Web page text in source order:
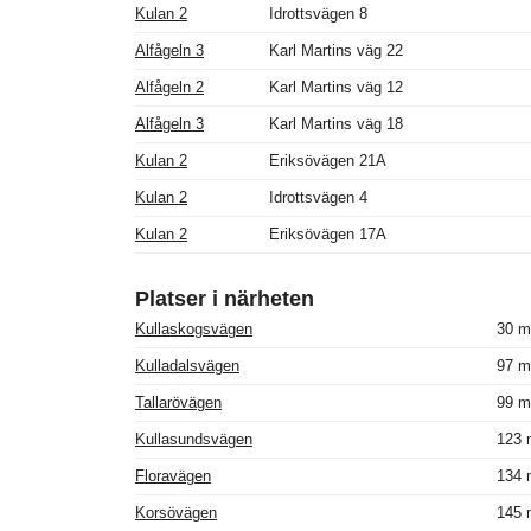
Kulan 2 Idrottsvägen 8
Alfågeln 3 Karl Martins väg 22
Alfågeln 2 Karl Martins väg 12
Alfågeln 3 Karl Martins väg 18
Kulan 2 Eriksövägen 21A
Kulan 2 Idrottsvägen 4
Kulan 2 Eriksövägen 17A
Platser i närheten
Kullaskogsvägen 30
Kulladalsvägen 97
Tallarövägen 99
Kullasundsvägen 123
Floravägen 134
Korsövägen 145